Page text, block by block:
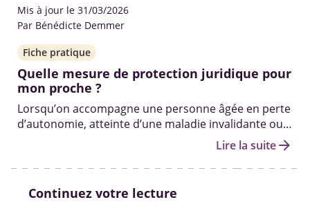
Mis à jour le 31/03/2026
Par Bénédicte Demmer
Fiche pratique
Quelle mesure de protection juridique pour
mon proche ?
Lorsqu’on accompagne une personne âgée en perte
d’autonomie, atteinte d’une maladie invalidante ou
d’un handicap, la question de la protection juridique
Lire la suitearrow_forward
Continuez votre lecture